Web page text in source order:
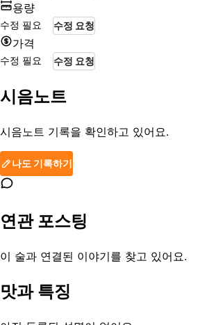
용량
수정 필요 수정 요청
가격
수정 필요 수정 요청
시음노트
시음노트 기록을 확인하고 있어요.
나도 기록하기
연관 포스팅
이 술과 연결된 이야기를 찾고 있어요.
맛과 특징